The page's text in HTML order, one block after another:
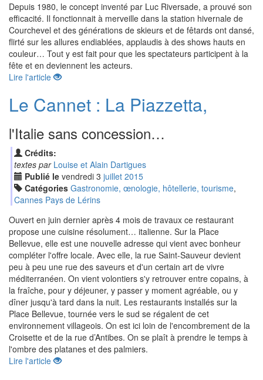
Depuis 1980, le concept inventé par Luc Riversade, a prouvé son
efficacité. Il fonctionnait à merveille dans la station hivernale de
Courchevel et des générations de skieurs et de fêtards ont dansé,
flirté sur les allures endiablées, applaudis à des shows hauts en
couleur… Tout y est fait pour que les spectateurs participent à la
fête et en deviennent les acteurs.
Lire l'article
Le Cannet : La Piazzetta,
l'Italie sans concession…
Crédits:
textes par Louise et Alain Dartigues
Publié le vendredi 3 juillet 2015
Catégories Gastronomie, œnologie, hôtellerie, tourisme,
Cannes Pays de Lérins
Ouvert en juin dernier après 4 mois de travaux ce restaurant
propose une cuisine résolument… italienne. Sur la Place
Bellevue, elle est une nouvelle adresse qui vient avec bonheur
compléter l'offre locale. Avec elle, la rue Saint-Sauveur devient
peu à peu une rue des saveurs et d'un certain art de vivre
méditerranéen. On vient volontiers s'y retrouver entre copains, à
la fraîche, pour y déjeuner, y passer y moment agréable, ou y
dîner jusqu'à tard dans la nuit. Les restaurants installés sur la
Place Bellevue, tournée vers le sud se régalent de cet
environnement villageois. On est ici loin de l'encombrement de la
Croisette et de la rue d’Antibes. On se plaît à prendre le temps à
l'ombre des platanes et des palmiers.
Lire l'article